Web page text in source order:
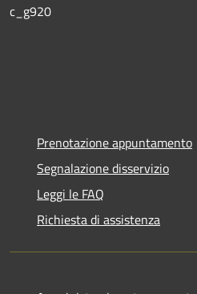
c_g920
Prenotazione appuntamento
Segnalazione disservizio
Leggi le FAQ
Richiesta di assistenza